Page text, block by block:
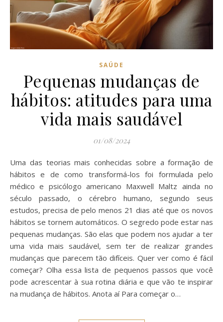
SAÚDE
Pequenas mudanças de
hábitos: atitudes para uma
vida mais saudável
01/08/2024
Uma das teorias mais conhecidas sobre a formação de
hábitos e de como transformá-los foi formulada pelo
médico e psicólogo americano Maxwell Maltz ainda no
século passado, o cérebro humano, segundo seus
estudos, precisa de pelo menos 21 dias até que os novos
hábitos se tornem automáticos. O segredo pode estar nas
pequenas mudanças. São elas que podem nos ajudar a ter
uma vida mais saudável, sem ter de realizar grandes
mudanças que parecem tão difíceis. Quer ver como é fácil
começar? Olha essa lista de pequenos passos que você
pode acrescentar à sua rotina diária e que vão te inspirar
na mudança de hábitos. Anota aí Para começar o…